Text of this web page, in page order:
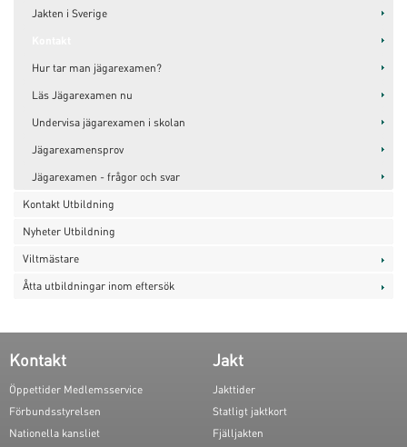
Jakten i Sverige
Hur tar man jägarexamen?
Läs Jägarexamen nu
Undervisa jägarexamen i skolan
Jägarexamensprov
Jägarexamen - frågor och svar
Kontakt Utbildning
Nyheter Utbildning
Viltmästare
Åtta utbildningar inom eftersök
Kontakt
Öppettider Medlemsservice
Förbundsstyrelsen
Nationella kansliet
Jakt
Jakttider
Statligt jaktkort
Fjälljakten